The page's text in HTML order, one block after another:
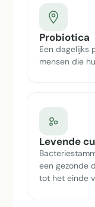
Probiotica
Een dagelijks
mensen die
Levende
een gezonde
tot het einde